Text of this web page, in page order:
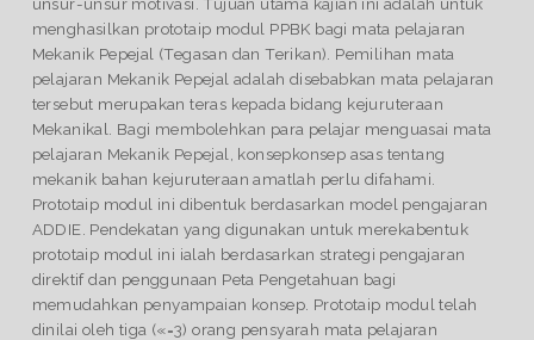
menghasilkan prototaip modul PPBK bagi mata pelajaran
Mekanik Pepejal (Tegasan dan Terikan). Pemilihan mata
pelajaran Mekanik Pepejal adalah disebabkan mata pelajaran
tersebut merupakan teras kepada bidang kejuruteraan
Mekanikal. Bagi membolehkan para pelajar menguasai mata
pelajaran Mekanik Pepejal, konsepkonsep asas tentang
mekanik bahan kejuruteraan amatlah perlu difahami.
Prototaip modul ini dibentuk berdasarkan model pengajaran
ADDIE. Pendekatan yang digunakan untuk merekabentuk
prototaip modul ini ialah berdasarkan strategi pengajaran
direktif dan penggunaan Peta Pengetahuan bagi
memudahkan penyampaian konsep. Prototaip modul telah
dinilai oleh tiga («=3) orang pensyarah mata pelajaran